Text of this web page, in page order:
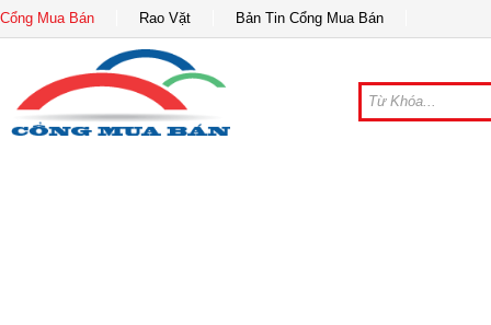
Cổng Mua Bán Rao Vặt Bản Tin Cổng Mua Bán